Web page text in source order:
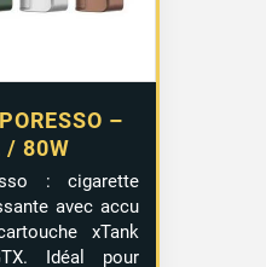
–
/ 80W
: cigarette
avec accu
xTank
Idéal pour